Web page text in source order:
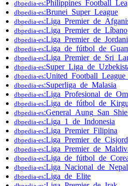
dbpedia-es
dbpedia-es:Brunei_Super_League
dbpedia-es
dbpedia-es:Liga_Premier_de_Líbano
dbpedia-es
dbpedia-es
dbpedia-es
dbpedia-es
dbpedia-es
dbpedia-es:Superliga_de_Malasia
dbpedia-es
dbpedia-es
dbpedia-es
dbpedia-es:Liga_1_de_Indonesia
dbpedia-es:Liga_Premier_Filipina
dbpedia-es
dbpedia-es
dbpedia-es
dbpedia-es:Liga_Nacional_de_Nepal
dbpedia-es:Liga_de_Elite